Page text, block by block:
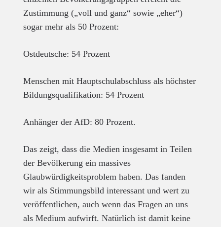
Zustimmung („voll und ganz“ sowie „eher“)
sogar mehr als 50 Prozent:
Ostdeutsche: 54 Prozent
Menschen mit Hauptschulabschluss als höchster
Bildungsqualifikation: 54 Prozent
Anhänger der AfD: 80 Prozent.
Das zeigt, dass die Medien insgesamt in Teilen
der Bevölkerung ein massives
Glaubwürdigkeitsproblem haben. Das fanden
wir als Stimmungsbild interessant und wert zu
veröffentlichen, auch wenn das Fragen an uns
als Medium aufwirft. Natürlich ist damit keine